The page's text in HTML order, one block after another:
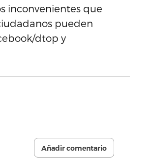
inconvenientes que
pueden
dtop y
Añadir comentario